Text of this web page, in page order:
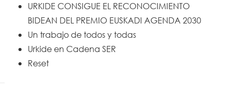
URKIDE CONSIGUE EL RECONOCIMIENTO
BIDEAN DEL PREMIO EUSKADI AGENDA 2030
Un trabajo de todos y todas
Urkide en Cadena SER
Reset